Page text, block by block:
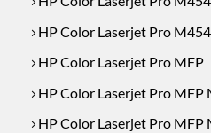
HP Color Laserjet Pro
HP Color Laserjet Pro MFP
HP Color Laserjet Pro MFP
HP Color Laserjet Pro MFP